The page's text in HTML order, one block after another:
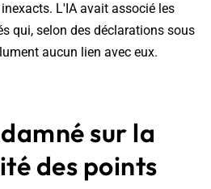
L'IA avait associé les
qui, selon des déclarations sous
aucun lien avec eux.
sur la
des points